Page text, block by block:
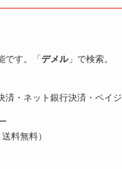
です。「 デメル」で検索。
済・ネット銀行決済・ペイ
料無料）